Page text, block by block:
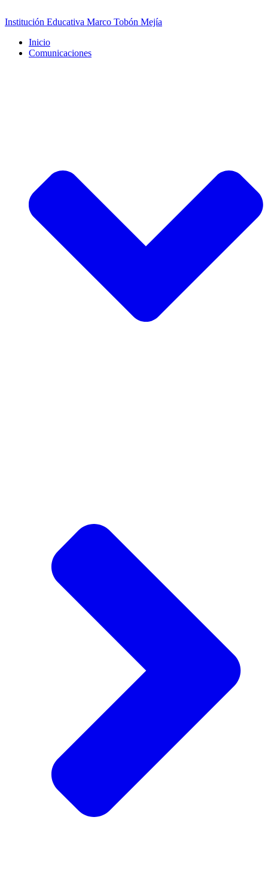
al
Institución Educativa Marco Tobón Mejía
Inicio
Comunicaciones